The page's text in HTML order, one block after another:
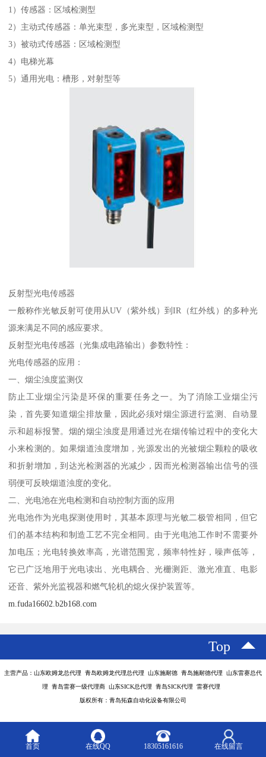
1）传感器：区域检测型
2）主动式传感器：单光束型，多光束型，区域检测型
3）被动式传感器：区域检测型
4）电梯光幕
5）通用光电：槽形，对射型等
反射型光电传感器
一般称作光敏反射可使用从UV（紫外线）到IR（红外线）的多种光
源来满足不同的感应要求。
反射型光电传感器（光集成电路输出）参数特性：
光电传感器的应用：
一、烟尘浊度监测仪
防止工业烟尘污染是环保的重要任务之一。为了消除工业烟尘污
染，首先要知道烟尘排放量，因此必须对烟尘源进行监测、自动显
示和超标报警。烟的烟尘浊度是用通过光在烟传输过程中的变化大
小来检测的。如果烟道浊度增加，光源发出的光被烟尘颗粒的吸收
和折射增加，到达光检测器的光减少，因而光检测器输出信号的强
弱便可反映烟道浊度的变化。
二、光电池在光电检测和自动控制方面的应用
光电池作为光电探测使用时，其基本原理与光敏二极管相同，但它
们的基本结构和制造工艺不完全相同。由于光电池工作时不需要外
加电压；光电转换效率高，光谱范围宽，频率特性好，噪声低等，
它已广泛地用于光电读出、光电耦合、光栅测距、激光准直、电影
还音、紫外光监视器和燃气轮机的熄火保护装置等。
m.fuda16602.b2b168.com
Top
主营产品：山东欧姆龙总代理 青岛欧姆龙代理总代理 山东施耐德 青岛施耐德代理 山东雷赛总代
理 青岛雷赛一级代理商 山东SICK总代理 青岛SICK代理 雷赛代理
版权所有：青岛拓森自动化设备有限公司
首页 在线QQ 18305161616 在线留言